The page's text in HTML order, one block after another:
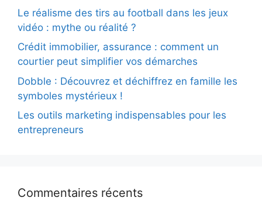
Le réalisme des tirs au football dans les jeux
vidéo : mythe ou réalité ?
Crédit immobilier, assurance : comment un
courtier peut simplifier vos démarches
Dobble : Découvrez et déchiffrez en famille les
symboles mystérieux !
Les outils marketing indispensables pour les
entrepreneurs
Commentaires récents